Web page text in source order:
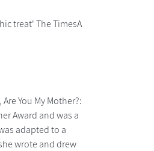
treat' The TimesA
You My Mother?:
Award and was a
adapted to a
wrote and drew